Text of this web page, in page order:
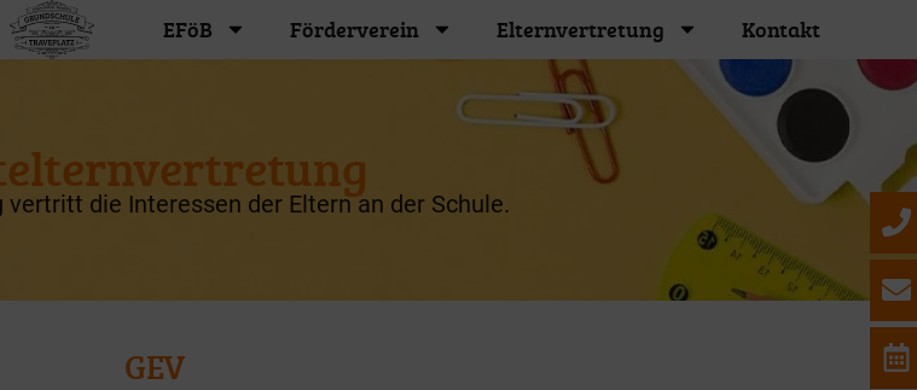
EFöB Förderverein Elternvertretung Kontakt
die Interessen der Eltern an der Schule.
GEV